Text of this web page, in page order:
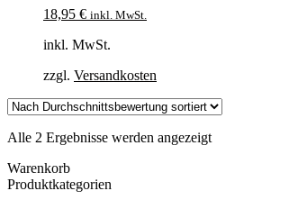
18,95 € inkl. MwSt.
inkl. MwSt.
zzgl. Versandkosten
Alle 2 Ergebnisse werden angezeigtNach
Warenkorb
Produktkategorien